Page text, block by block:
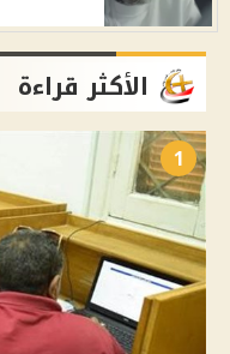
الأكثر قراءة
1